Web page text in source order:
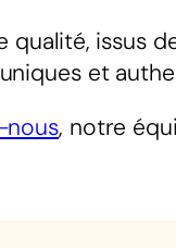
qualité, issus
et
, notre